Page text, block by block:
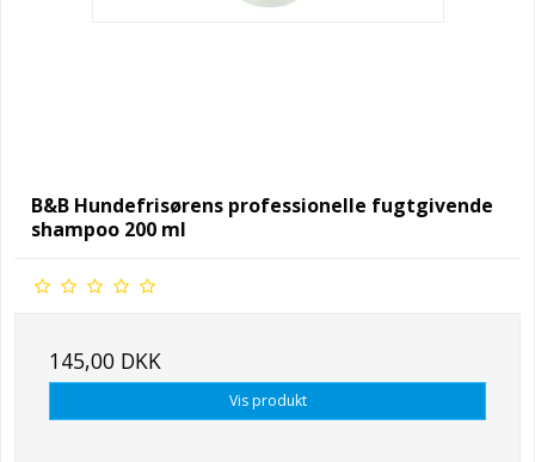
B&B Hundefrisørens professionelle fugtgivende
shampoo 200 ml
145,00 DKK
Vis produkt